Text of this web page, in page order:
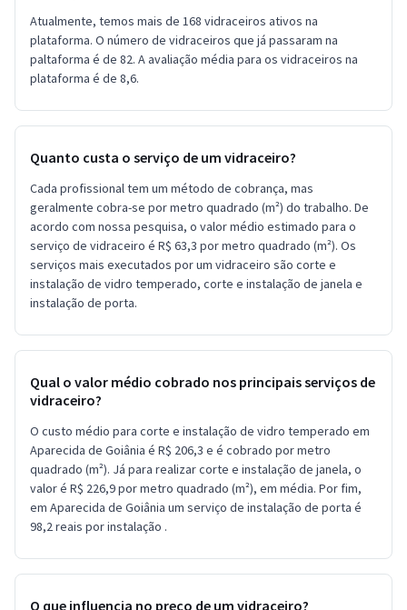
Atualmente, temos mais de 168 vidraceiros ativos na
plataforma. O número de vidraceiros que já passaram na
paltaforma é de 82. A avaliação média para os vidraceiros na
plataforma é de 8,6.
Quanto custa o serviço de um vidraceiro?
Cada profissional tem um método de cobrança, mas
geralmente cobra-se por metro quadrado (m²) do trabalho. De
acordo com nossa pesquisa, o valor médio estimado para o
serviço de vidraceiro é R$ 63,3 por metro quadrado (m²). Os
serviços mais executados por um vidraceiro são corte e
instalação de vidro temperado, corte e instalação de janela e
instalação de porta.
Qual o valor médio cobrado nos principais serviços de
vidraceiro?
O custo médio para corte e instalação de vidro temperado em
Aparecida de Goiânia é R$ 206,3 e é cobrado por metro
quadrado (m²). Já para realizar corte e instalação de janela, o
valor é R$ 226,9 por metro quadrado (m²), em média. Por fim,
em Aparecida de Goiânia um serviço de instalação de porta é
98,2 reais por instalação .
O que influencia no preço de um vidraceiro?